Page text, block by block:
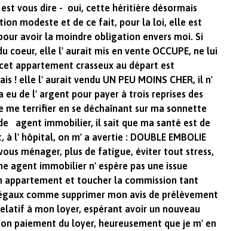
est vous dire - oui, cette héritière désormais
modeste et de ce fait, pour la loi, elle est
avoir la moindre obligation envers moi. Si
elle l' aurait mis en vente OCCUPE, ne lui
appartement crasseux au départ est
! elle l' aurait vendu UN PEU MOINS CHER, il n'
eu de l' argent pour payer à trois reprises des
me terrifier en se déchaînant sur ma sonnette
agent immobilier, il sait que ma santé est de
l' hôpital, on m' a avertie : DOUBLE EMBOLIE
vous ménager, plus de fatigue, éviter tout stress,
agent immobilier n' espère pas une issue
et toucher la commission tant
comme supprimer mon avis de prélèvement
à mon loyer, espérant avoir un nouveau
paiement du loyer, heureusement que je m' en